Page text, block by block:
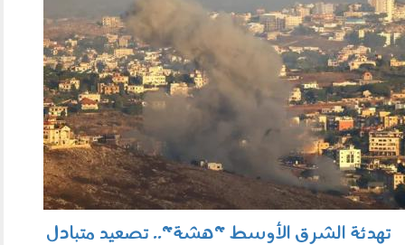
تهدئة الشرق الأوسط "هشة".. تصعيد متبادل